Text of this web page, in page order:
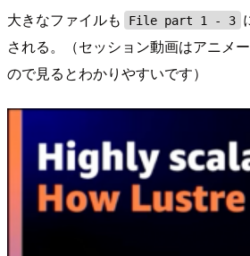
大きなファイルも File part 1 - 3
される。（セッション動画はアニメ
ので見るとわかりやすいです）